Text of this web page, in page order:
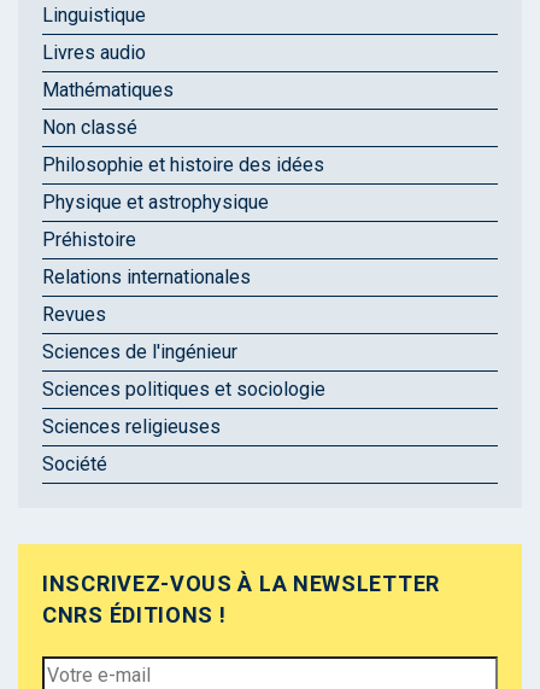
Linguistique
Livres audio
Mathématiques
Non classé
Philosophie et histoire des idées
Physique et astrophysique
Préhistoire
Relations internationales
Revues
Sciences de l'ingénieur
Sciences politiques et sociologie
Sciences religieuses
Société
INSCRIVEZ-VOUS À LA NEWSLETTER
CNRS ÉDITIONS !